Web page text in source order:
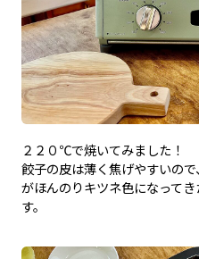
２２０℃で焼いてみました！
餃子の皮は薄く焦げやすいの
がほんのりキツネ色になって
す。